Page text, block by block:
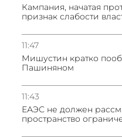
Кампания, начатая
признак слабости
11:47
Мишустин кратко
Пашиняном
11:43
ЕАЭС не должен
пространство